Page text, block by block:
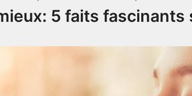
5 faits